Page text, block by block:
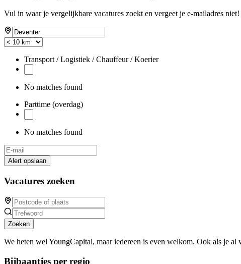
Vul in waar je vergelijkbare vacatures zoekt en vergeet je e-mailadres niet!
Transport / Logistiek / Chauffeur / Koerier
No matches found
Parttime (overdag)
No matches found
Alert opslaan
Vacatures zoeken
Zoeken
We heten wel YoungCapital, maar iedereen is even welkom. Ook als je
Bijbaantjes per regio